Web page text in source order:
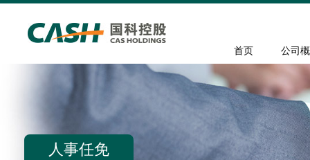
首页 公司
人事任免